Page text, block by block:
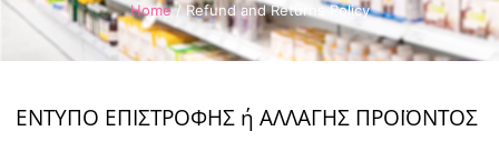
Home/ Refund and Returns Policy
ΕΝΤΥΠΟ ΕΠΙΣΤΡΟΦΗΣ ή ΑΛΛΑΓΗΣ ΠΡΟΪΟΝΤΟΣ